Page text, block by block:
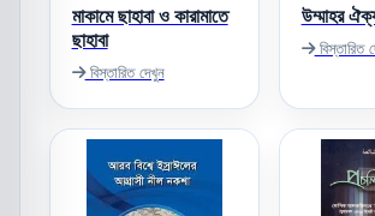
মাকামে ছাহাবা ও কারামাতে
ছাহাবা
বিস্তারিত দেখুন
উম্মাহর
বিস্তারিত